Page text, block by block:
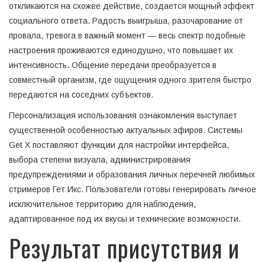
откликаются на схожее действие, создается мощный эффект
социального ответа. Радость выигрыша, разочарование от
провала, тревога в важный момент — весь спектр подобные
настроения проживаются единодушно, что повышает их
интенсивность. Общение передачи преобразуется в
совместный организм, где ощущения одного зрителя быстро
передаются на соседних субъектов.
Персонализация использования ознакомления выступает
существенной особенностью актуальных эфиров. Системы
Get X поставляют функции для настройки интерфейса,
выбора степени визуала, администрирования
предупреждениями и образования личных перечней любимых
стримеров Гет Икс. Пользователи готовы генерировать личное
исключительное территорию для наблюдения,
адаптированное под их вкусы и технические возможности.
Результат присутствия и